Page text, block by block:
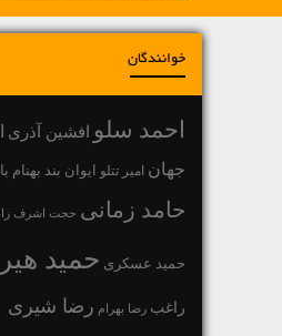
خوانندگان
احمد سلو افشین آذری
جهان امیر تتلو ایوان بند بهنام
حامد زمانی حجت اشرف
حمید عسکری حمید
راغب رضا بهرام رضا شیری